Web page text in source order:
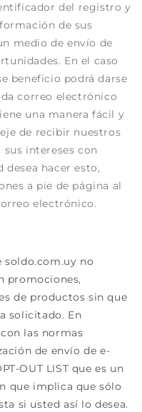
del registro y
de sus
medio de envío de
En el caso
beneficio podrá darse
correo electrónico
una manera fácil y
de recibir nuestros
intereses con
desea hacer esto,
a pie de página al
electrónico.
soldo.com.uy no
promociones,
de productos sin que
solicitado. En
las normas
de envío de e-
OUT LIST que es un
que implica que sólo
si usted así lo desea.